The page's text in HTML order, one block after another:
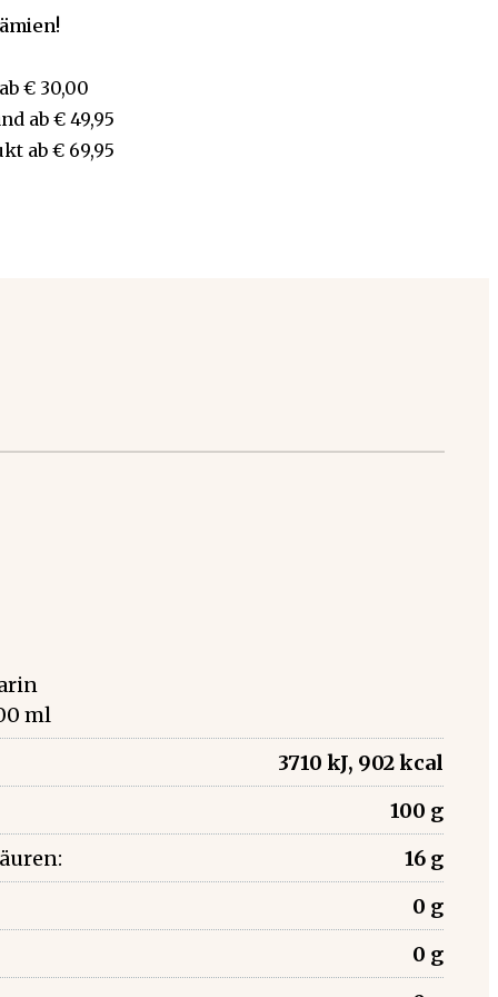
ab € 30,00
ab € 49,95
ab € 69,95
ml
3710 kJ, 902 kcal
100 g
16 g
0 g
0 g